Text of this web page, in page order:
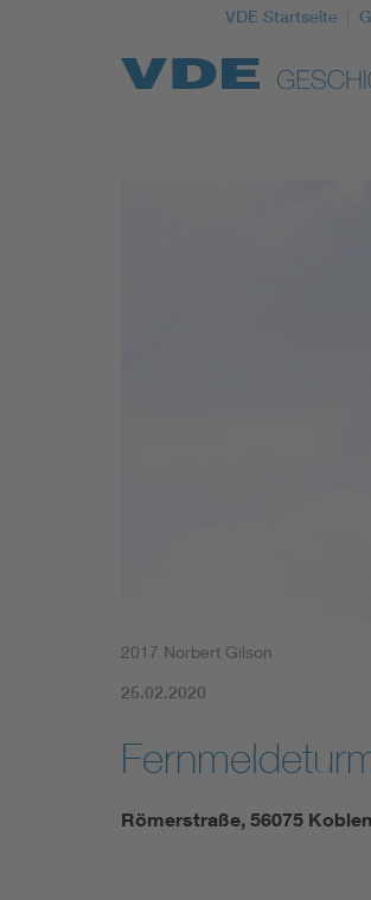
VDE Startseite
2017 Norbert Gilson
25.02.2020
Römerstraße, 56075